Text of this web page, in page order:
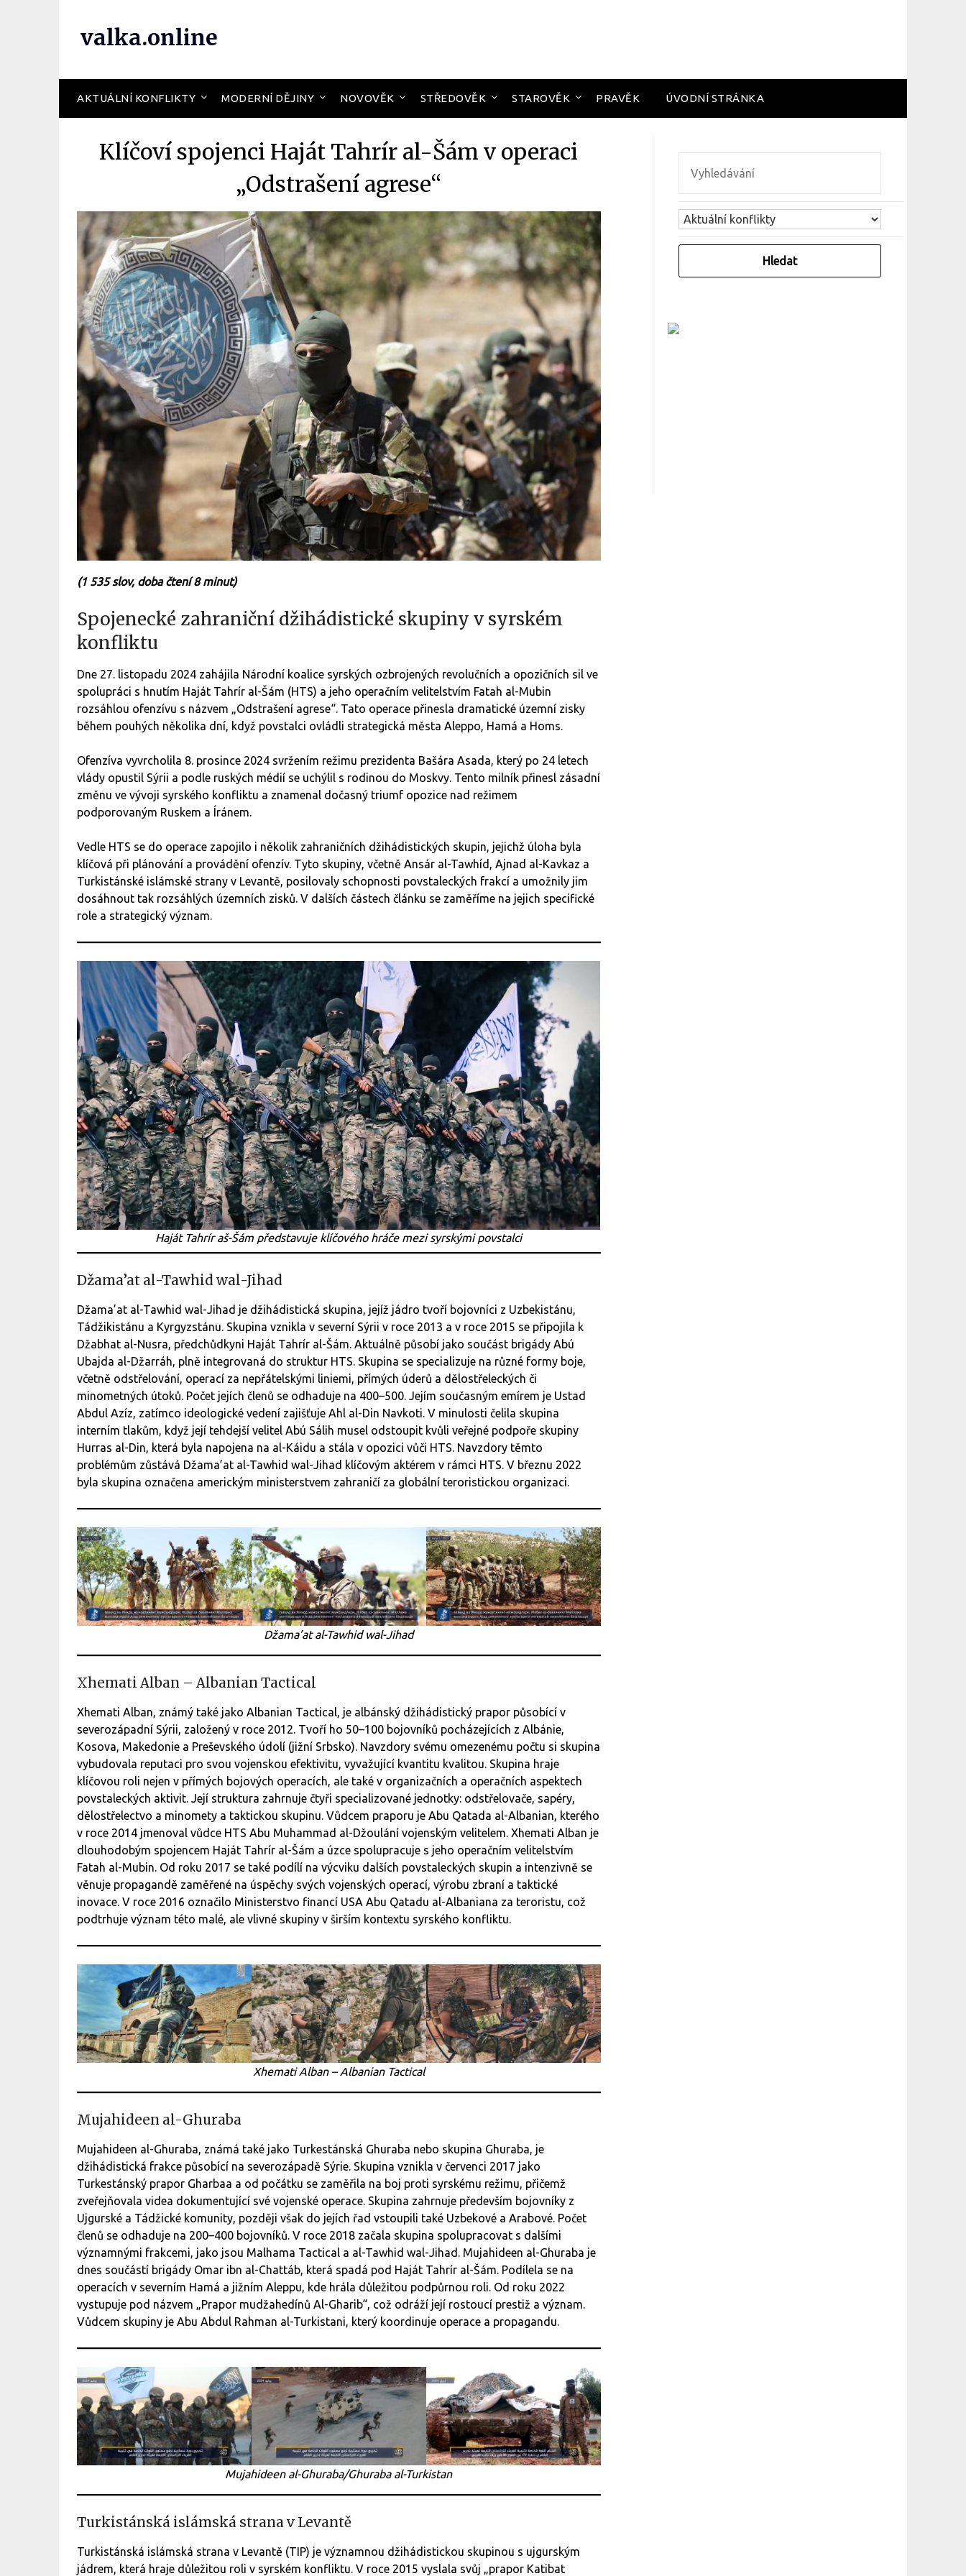
valka.online
AKTUÁLNÍ KONFLIKTY MODERNÍ DĚJINY NOVOVĚK STŘEDOVĚK STAROVĚK PRAVĚK ÚVODNÍ STRÁNKA
Klíčoví spojenci Haját Tahrír al-Šám v operaci
„Odstrašení agrese“
(1 535 slov, doba čtení 8 minut)
Spojenecké zahraniční džihádistické skupiny v syrském
konfliktu
Dne 27. listopadu 2024 zahájila Národní koalice syrských ozbrojených revolučních a opozičních sil ve
spolupráci s hnutím Haját Tahrír al-Šám (HTS) a jeho operačním velitelstvím Fatah al-Mubin
rozsáhlou ofenzívu s názvem „Odstrašení agrese“. Tato operace přinesla dramatické územní zisky
během pouhých několika dní, když povstalci ovládli strategická města Aleppo, Hamá a Homs.
Ofenzíva vyvrcholila 8. prosince 2024 svržením režimu prezidenta Bašára Asada, který po 24 letech
vlády opustil Sýrii a podle ruských médií se uchýlil s rodinou do Moskvy. Tento milník přinesl zásadní
změnu ve vývoji syrského konfliktu a znamenal dočasný triumf opozice nad režimem
podporovaným Ruskem a Íránem.
Vedle HTS se do operace zapojilo i několik zahraničních džihádistických skupin, jejichž úloha byla
klíčová při plánování a provádění ofenzív. Tyto skupiny, včetně Ansár al-Tawhíd, Ajnad al-Kavkaz a
Turkistánské islámské strany v Levantě, posilovaly schopnosti povstaleckých frakcí a umožnily jim
dosáhnout tak rozsáhlých územních zisků. V dalších částech článku se zaměříme na jejich specifické
role a strategický význam.
Haját Tahrír aš-Šám představuje klíčového hráče mezi syrskými povstalci
Džama’at al-Tawhid wal-Jihad
Džama’at al-Tawhid wal-Jihad je džihádistická skupina, jejíž jádro tvoří bojovníci z Uzbekistánu,
Tádžikistánu a Kyrgyzstánu. Skupina vznikla v severní Sýrii v roce 2013 a v roce 2015 se připojila k
Džabhat al-Nusra, předchůdkyni Haját Tahrír al-Šám. Aktuálně působí jako součást brigády Abú
Ubajda al-Džarráh, plně integrovaná do struktur HTS. Skupina se specializuje na různé formy boje,
včetně odstřelování, operací za nepřátelskými liniemi, přímých úderů a dělostřeleckých či
minometných útoků. Počet jejích členů se odhaduje na 400–500. Jejím současným emírem je Ustad
Abdul Azíz, zatímco ideologické vedení zajišťuje Ahl al-Din Navkoti. V minulosti čelila skupina
interním tlakům, když její tehdejší velitel Abú Sálih musel odstoupit kvůli veřejné podpoře skupiny
Hurras al-Din, která byla napojena na al-Káidu a stála v opozici vůči HTS. Navzdory těmto
problémům zůstává Džama’at al-Tawhid wal-Jihad klíčovým aktérem v rámci HTS. V březnu 2022
byla skupina označena americkým ministerstvem zahraničí za globální teroristickou organizaci.
Džama’at al-Tawhid wal-Jihad
Xhemati Alban – Albanian Tactical
Xhemati Alban, známý také jako Albanian Tactical, je albánský džihádistický prapor působící v
severozápadní Sýrii, založený v roce 2012. Tvoří ho 50–100 bojovníků pocházejících z Albánie,
Kosova, Makedonie a Preševského údolí (jižní Srbsko). Navzdory svému omezenému počtu si skupina
vybudovala reputaci pro svou vojenskou efektivitu, vyvažující kvantitu kvalitou. Skupina hraje
klíčovou roli nejen v přímých bojových operacích, ale také v organizačních a operačních aspektech
povstaleckých aktivit. Její struktura zahrnuje čtyři specializované jednotky: odstřelovače, sapéry,
dělostřelectvo a minomety a taktickou skupinu. Vůdcem praporu je Abu Qatada al-Albanian, kterého
v roce 2014 jmenoval vůdce HTS Abu Muhammad al-Džoulání vojenským velitelem. Xhemati Alban je
dlouhodobým spojencem Haját Tahrír al-Šám a úzce spolupracuje s jeho operačním velitelstvím
Fatah al-Mubin. Od roku 2017 se také podílí na výcviku dalších povstaleckých skupin a intenzivně se
věnuje propagandě zaměřené na úspěchy svých vojenských operací, výrobu zbraní a taktické
inovace. V roce 2016 označilo Ministerstvo financí USA Abu Qatadu al-Albaniana za teroristu, což
podtrhuje význam této malé, ale vlivné skupiny v širším kontextu syrského konfliktu.
Xhemati Alban – Albanian Tactical
Mujahideen al-Ghuraba
Mujahideen al-Ghuraba, známá také jako Turkestánská Ghuraba nebo skupina Ghuraba, je
džihádistická frakce působící na severozápadě Sýrie. Skupina vznikla v červenci 2017 jako
Turkestánský prapor Gharbaa a od počátku se zaměřila na boj proti syrskému režimu, přičemž
zveřejňovala videa dokumentující své vojenské operace. Skupina zahrnuje především bojovníky z
Ujgurské a Tádžické komunity, později však do jejích řad vstoupili také Uzbekové a Arabové. Počet
členů se odhaduje na 200–400 bojovníků. V roce 2018 začala skupina spolupracovat s dalšími
významnými frakcemi, jako jsou Malhama Tactical a al-Tawhid wal-Jihad. Mujahideen al-Ghuraba je
dnes součástí brigády Omar ibn al-Chattáb, která spadá pod Haját Tahrír al-Šám. Podílela se na
operacích v severním Hamá a jižním Aleppu, kde hrála důležitou podpůrnou roli. Od roku 2022
vystupuje pod názvem „Prapor mudžahedínů Al-Gharib“, což odráží její rostoucí prestiž a význam.
Vůdcem skupiny je Abu Abdul Rahman al-Turkistani, který koordinuje operace a propagandu.
Mujahideen al-Ghuraba/Ghuraba al-Turkistan
Turkistánská islámská strana v Levantě
Turkistánská islámská strana v Levantě (TIP) je významnou džihádistickou skupinou s ujgurským
jádrem, která hraje důležitou roli v syrském konfliktu. V roce 2015 vyslala svůj „prapor Katibat